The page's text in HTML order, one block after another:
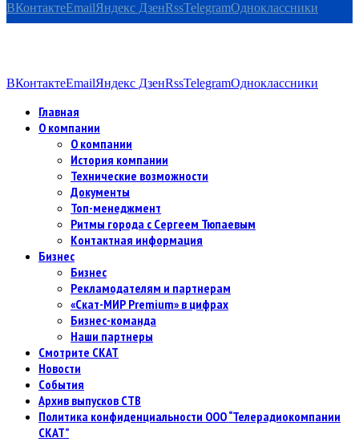
ВКонтактеEmailЯндекс ДзенRssTelegramОдноклассники
ВКонтактеEmailЯндекс ДзенRssTelegramОдноклассники
Главная
О компании
О компании
История компании
Технические возможности
Документы
Топ-менеджмент
Ритмы города с Сергеем Тюпаевым
Контактная информация
Бизнес
Бизнес
Рекламодателям и партнерам
«Скат-МИР Premium» в цифрах
Бизнес-команда
Наши партнеры
Смотрите СКАТ
Новости
События
Архив выпусков СТВ
Политика конфиденциальности ООО “Телерадиокомпании
СКАТ”